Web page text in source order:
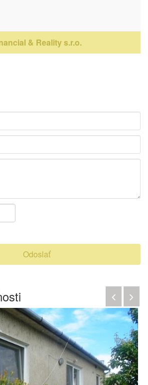
& Reality s.r.o.
Odoslať